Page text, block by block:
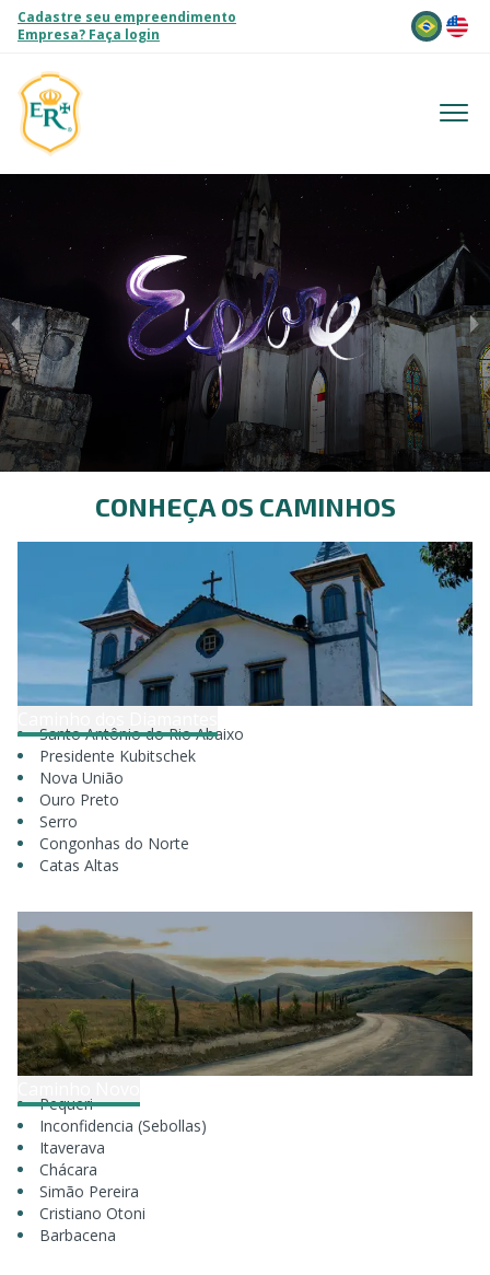
Cadastre seu empreendimento
Empresa? Faça login
CONHEÇA OS CAMINHOS
Santo Antônio do Rio Abaixo
Presidente Kubitschek
Nova União
Ouro Preto
Serro
Congonhas do Norte
Catas Altas
Pequeri
Inconfidencia (Sebollas)
Itaverava
Chácara
Simão Pereira
Cristiano Otoni
Barbacena